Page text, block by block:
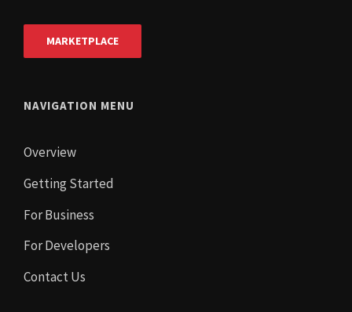
MARKETPLACE
NAVIGATION MENU
Overview
Getting Started
For Business
For Developers
Contact Us